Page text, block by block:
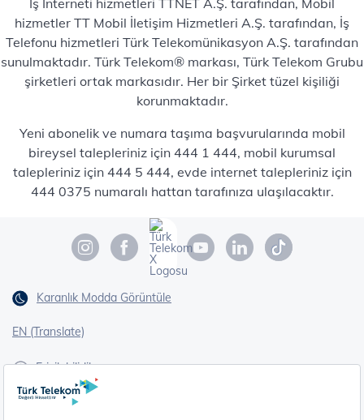
İş İnterneti hizmetleri TTNET A.Ş. tarafından, Mobil
hizmetler TT Mobil İletişim Hizmetleri A.Ş. tarafından, İş
Telefonu hizmetleri Türk Telekomünikasyon A.Ş. tarafından
sunulmaktadır. Türk Telekom® markası, Türk Telekom Grubu
şirketleri ortak markasıdır. Her bir Şirket tüzel kişiliği
korunmaktadır.
Yeni abonelik ve numara taşıma başvurularında mobil
bireysel talepleriniz için 444 1 444, mobil kurumsal
talepleriniz için 444 5 444, evde internet talepleriniz için
444 0375 numaralı hattan tarafınıza ulaşılacaktır.
Karanlık Modda Görüntüle
EN (Translate)
Erişilebilirlik